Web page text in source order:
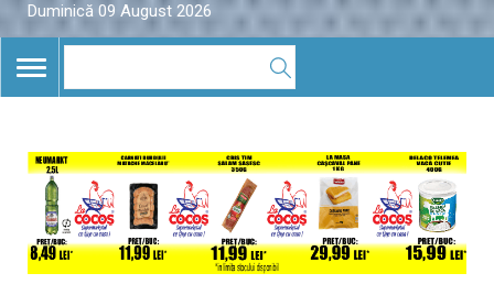
Duminică 09 August 2026
TOGGLE
NAVIGATION